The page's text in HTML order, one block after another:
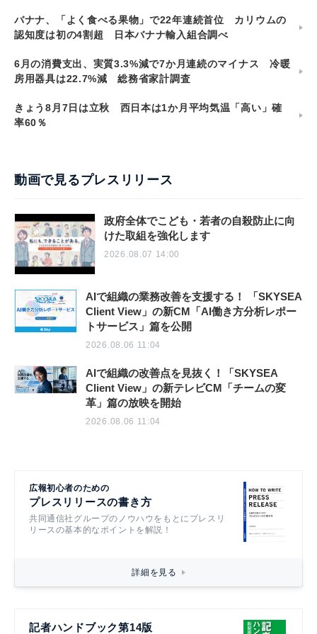
バナナ、「よく食べる果物」で22年連続首位 カリウムの
認知度は初の4割超 日本バナナ輸入組合調べ
6月の消費支出、実質3.3%減で7か月連続のマイナス 冷暖
房用器具は22.7%減 総務省家計調査
きょう8月7日は立秋 西日本は1か月平均気温「高い」確
率60％
動画で見るプレスリリース
政府全体でこども・若者の自殺防止に向
けた取組を強化します
2026.08.07 14:00
AIで組織の業務改善を支援する！ 「SKYSEA
Client View」の新CM「AI働き方分析レポー
トサービス」篇を公開
2026.08.06 11:04
AIで組織の改善点を見抜く！「SKYSEA
Client View」の新テレビCM「チームの変
革」篇の放映を開始
2026.08.06 11:04
広報初心者のための
プレスリリースの書き方
共同通信社グループのノウハウをもとにプレスリ
リースの基本的なポイントを解説！
詳細を見る
記者ハンドブック第14版